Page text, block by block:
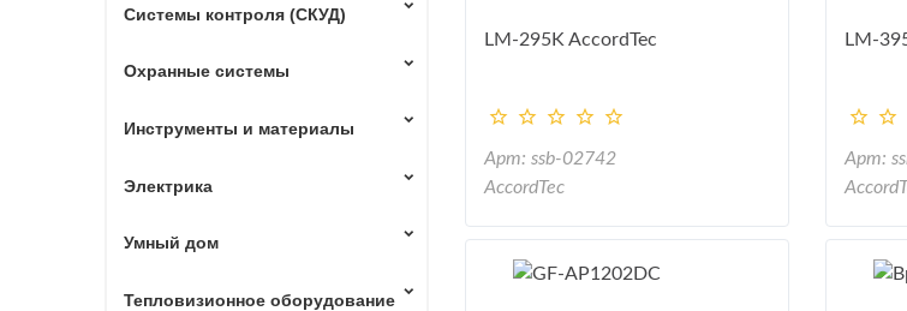
Системы контроля (СКУД)
Охранные системы
Инструменты и материалы
Электрика
Умный дом
Тепловизионное оборудование
LM-295K AccordTec
Арт: ssb-02742
AccordTec
LM-
Арт: